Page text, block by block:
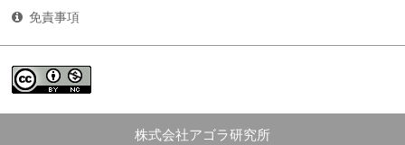
免責事項
株式会社アゴラ研究所